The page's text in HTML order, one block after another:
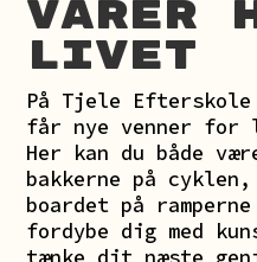
varer
livet
På Tjele
får nye venner
Her kan du både
bakkerne på
boardet på
fordybe dig med